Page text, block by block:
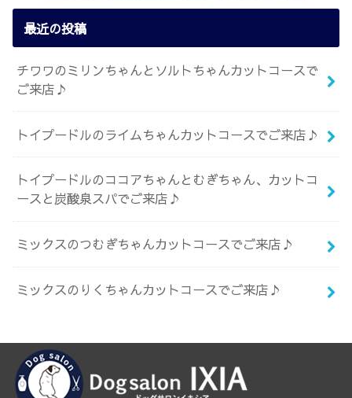
最近の投稿
チワワのミリンちゃんとソルトちゃんカットコースで
ご来店♪
トイプードルのライムちゃんカットコースでご来店♪
トイプードルのココアちゃんとむぎちゃん、カットコ
ースと炭酸泉スパでご来店♪
ミックスのつむぎちゃんカットコースでご来店♪
ミックスのりくちゃんカットコースでご来店♪